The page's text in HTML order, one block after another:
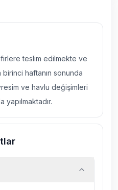
teslim edilmekte ve
haftanın sonunda
ve havlu değişimleri
yapılmaktadır.